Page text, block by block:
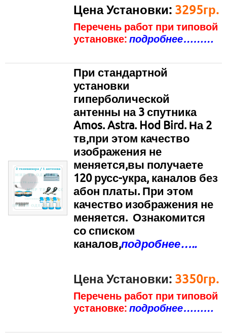
Цена Установки: 3295гр.
Перечень работ при типовой
установке: подробнее………
При стандартной
установки
гиперболической
антенны на 3 спутника
Amos. Astra. Hod Bird. На 2
тв,при этом качество
изображения не
меняется,вы получаете
120 русс-укра, каналов без
абон платы. При этом
качество изображения не
меняется. Ознакомится
со списком
каналов,подробнее…..
Цена Установки: 3350гр.
Перечень работ при типовой
установке: подробнее………